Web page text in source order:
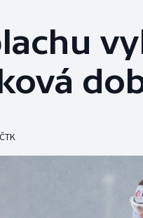
Baseball a softbal
Basketbal
Boby a skeleton
ČTK